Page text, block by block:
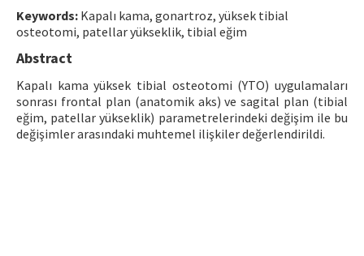
Keywords: Kapalı kama, gonartroz, yüksek tibial
osteotomi, patellar yükseklik, tibial eğim
Abstract
Kapalı kama yüksek tibial osteotomi (YTO) uygulamaları
sonrası frontal plan (anatomik aks) ve sagital plan (tibial
eğim, patellar yükseklik) parametrelerindeki değişim ile bu
değişimler arasındaki muhtemel ilişkiler değerlendirildi.